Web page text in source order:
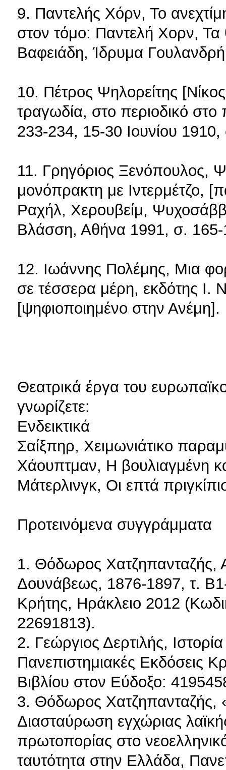
9. Παντελής Χόρν, Το
στον τόμο: Παντελή Χορν, Τα
Βαφειάδη, Ίδρυμα
10. Πέτρος Ψηλορείτης
τραγωδία, στο περιοδικό στο
233-234, 15-30 Ιουνίου
11. Γρηγόριος Ξενόπουλος,
μονόπρακτη με Ιντερμέτζο,
Ραχήλ, Χερουβείμ,
Βλάσση, Αθήνα 1991, σ.
12. Ιωάννης Πολέμης, Μια
σε τέσσερα μέρη, εκδότης Ι.
[ψηφιοποιημένο στην Ανέμη].
Θεατρικά έργα του
γνωρίζετε:
Ενδεικτικά
Σαίξπηρ, Χειμωνιάτικο
Χάουπτμαν, Η βουλιαγμένη
Μάτερλινγκ, Οι επτά
Προτεινόμενα συγγράμματα
1. Θόδωρος Χατζηπανταζής,
Δουνάβεως, 1876-1897, τ.
Κρήτης, Ηράκλειο 2012
22691813).
2. Γεώργιος Δερτιλής,
Πανεπιστημιακές Εκδόσεις
Βιβλίου στον Εύδοξο:
3. Θόδωρος Χατζηπανταζής,
Διασταύρωση εγχώριας
πρωτοπορίας στο
ταυτότητα στην Ελλάδα,